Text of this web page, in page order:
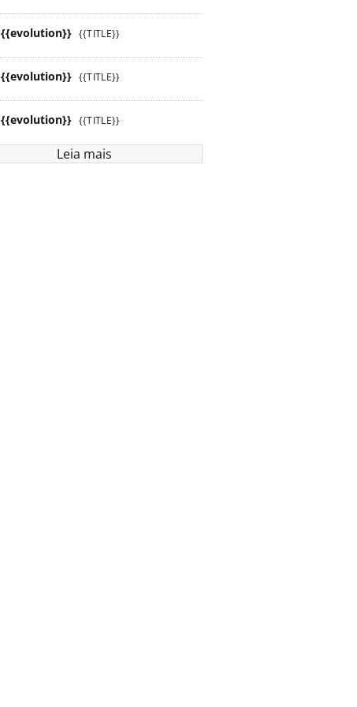
{{evolution}} {{TITLE}}
{{evolution}} {{TITLE}}
{{evolution}} {{TITLE}}
Leia mais